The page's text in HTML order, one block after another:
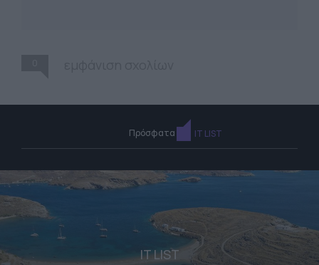
Πρόσφατα IT LIST
IT LIST